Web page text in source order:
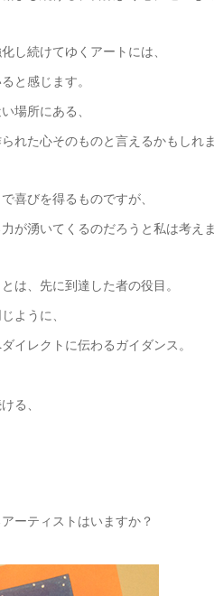
し続けてゆくアートには、
と感じます。
場所にある、
れた心そのものと言えるかもしれま
喜びを得るものですが、
が湧いてくるのだろうと私は考えま
は、先に到達した者の役目。
ように、
イレクトに伝わるガイダンス。
る、
ーティストはいますか？